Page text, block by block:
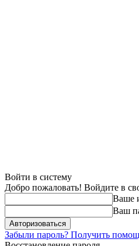
Войти в систему
Добро пожаловать! Войдите в
Ваше
Ваш
Забыли пароль? Получить